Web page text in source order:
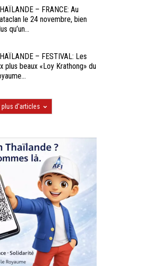
– FRANCE: Au
le 24 novembre, bien
qu’un...
– FESTIVAL: Les
plus beaux «Loy Krathong» du
plus d'articles